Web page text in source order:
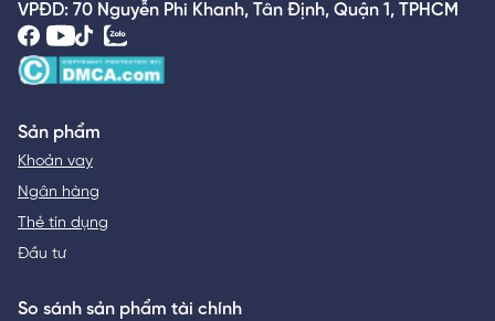
VPĐD: 70 Nguyễn Phi Khanh, Tân Định, Quận 1, TPHCM
Sản phẩm
Khoản vay
Ngân hàng
Thẻ tín dụng
Đầu tư
So sánh sản phẩm tài chính